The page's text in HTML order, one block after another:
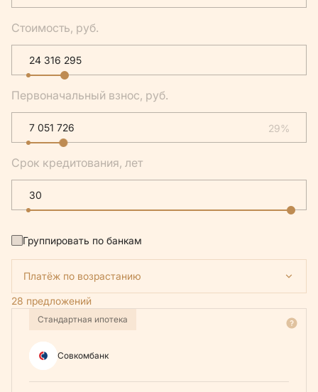
Стоимость, руб.
Первоначальный взнос, руб.
29%
Срок кредитования, лет
Группировать по банкам
Платёж по возрастанию
28 предложений
Стандартная ипотека
Совкомбанк